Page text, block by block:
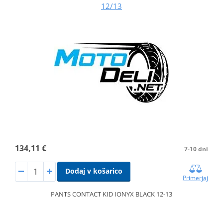
12/13
134,11 € 7-10 dni
Dodaj v košarico
Primerjaj
PANTS CONTACT KID IONYX BLACK 12-13